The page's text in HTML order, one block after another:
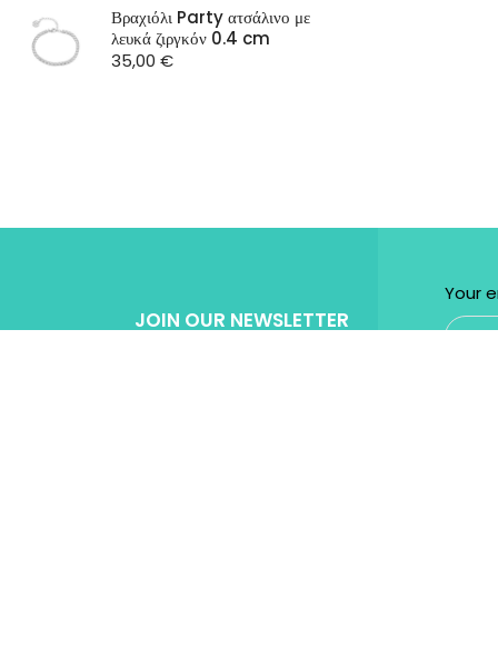
Βραχιόλι Party ατσάλινο με
λευκά ζιργκόν 0.4 cm
35,00 €
JOIN OUR NEWSLETTER
Your